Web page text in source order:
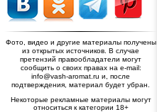
Фото, видео и другие материалы получены
из открытых источников. В случае
претензий правообладатели могут
сообщить о своих правах на e-mail:
info@vash-aromat.ru и, после
подтверждения, материал будет убран.
Некоторые рекламные материалы могут
относиться к категории 18+